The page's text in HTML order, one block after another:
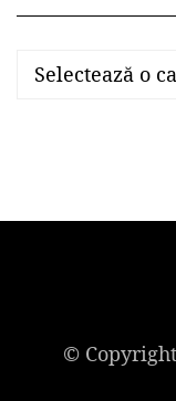
Categorii
Selectează o
Categorii
©